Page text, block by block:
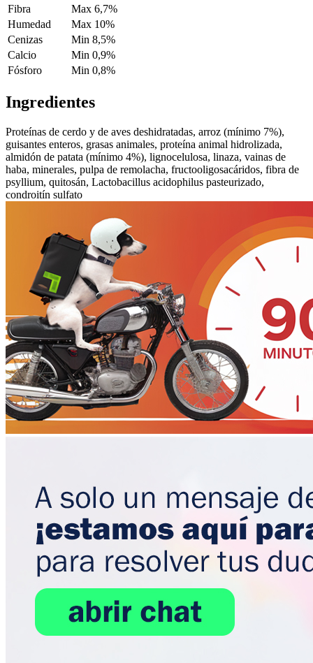
Fibra
Max 6,7%
Humedad
Max 10%
Cenizas
Min 8,5%
Calcio
Min 0,9%
Fósforo
Min 0,8%
Ingredientes
Proteínas de cerdo y de aves deshidratadas, arroz (mínimo 7%),
guisantes enteros, grasas animales, proteína animal hidrolizada,
almidón de patata (mínimo 4%), lignocelulosa, linaza, vainas de
haba, minerales, pulpa de remolacha, fructooligosacáridos, fibra de
psyllium, quitosán, Lactobacillus acidophilus pasteurizado,
condroitín sulfato